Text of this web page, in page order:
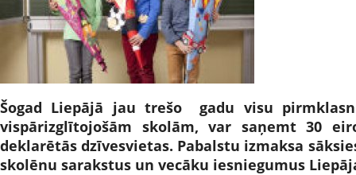
Šogad Liepājā jau trešo gadu visu
vispārizglītojošām skolām, var saņemt 30
deklarētās dzīvesvietas. Pabalstu izmaksa
skolēnu sarakstus un vecāku iesniegumus